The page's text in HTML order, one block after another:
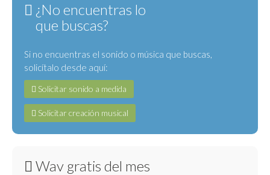
¿No encuentras lo
que buscas?
Si no encuentras el sonido o música que buscas,
solicítalo desde aquí:
Solicitar sonido a medida
Solicitar creación musical
Wav gratis del mes